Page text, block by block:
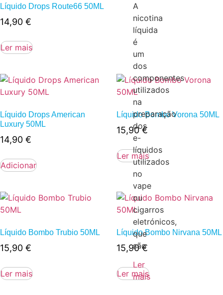
A
nicotina
líquida
é
um
dos
componentes
utilizados
na
preparação
dos
e-
líquidos
utilizados
no
vape
ou
cigarros
eletrónicos,
que
são
Ler
mais
Líquido Drops Route66 50ML
14,90 €
Ler mais
Líquido Drops American
Luxury 50ML
14,90 €
Adicionar
Líquido Bombo Vorona 50ML
15,90€
Ler mais
Líquido Bombo Trubio 50ML
15,90 €
Ler mais
Líquido Bombo Nirvana 50ML
15,90€
Ler mais